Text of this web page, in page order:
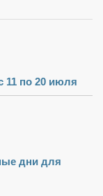
11 по 20 июля
дни для